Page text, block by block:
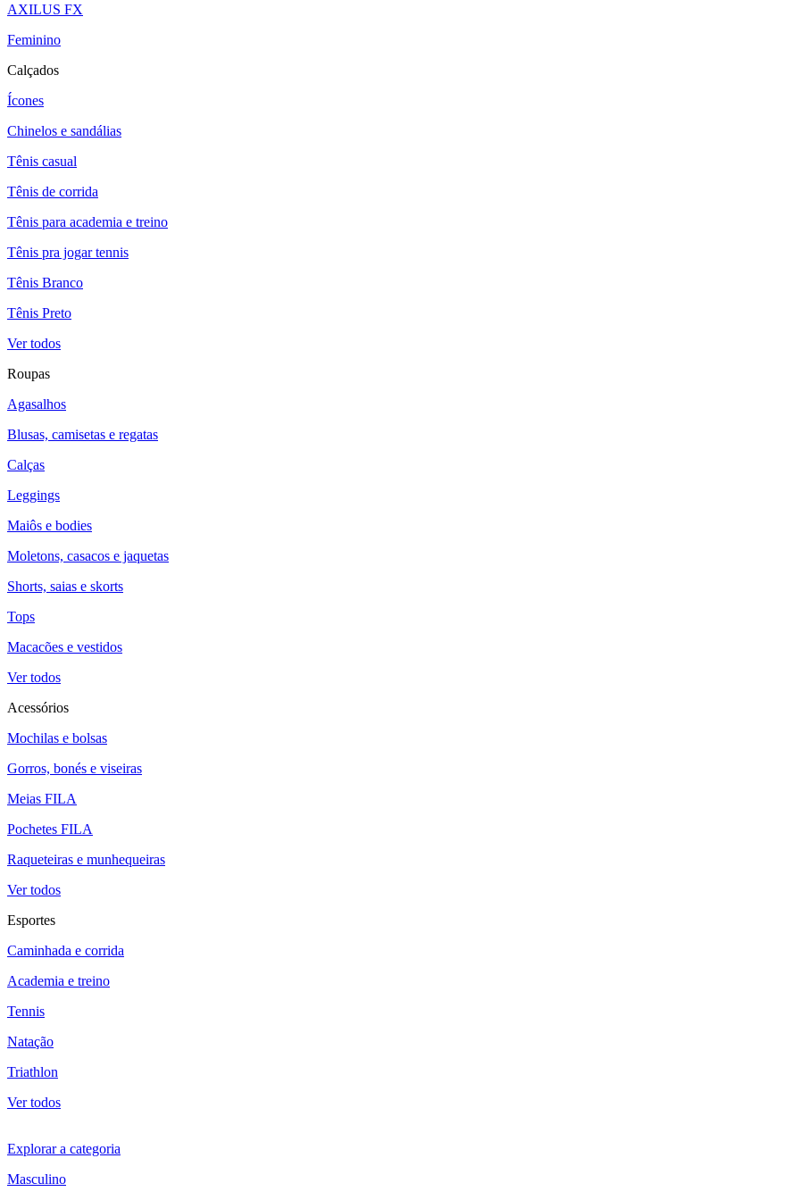
AXILUS FX
Feminino
Calçados
Ícones
Chinelos e sandálias
Tênis casual
Tênis de corrida
Tênis para academia e treino
Tênis pra jogar tennis
Tênis Branco
Tênis Preto
Ver todos
Roupas
Agasalhos
Blusas, camisetas e regatas
Calças
Leggings
Maiôs e bodies
Moletons, casacos e jaquetas
Shorts, saias e skorts
Tops
Macacões e vestidos
Ver todos
Acessórios
Mochilas e bolsas
Gorros, bonés e viseiras
Meias FILA
Pochetes FILA
Raqueteiras e munhequeiras
Ver todos
Esportes
Caminhada e corrida
Academia e treino
Tennis
Natação
Triathlon
Ver todos
Explorar a categoria
Masculino